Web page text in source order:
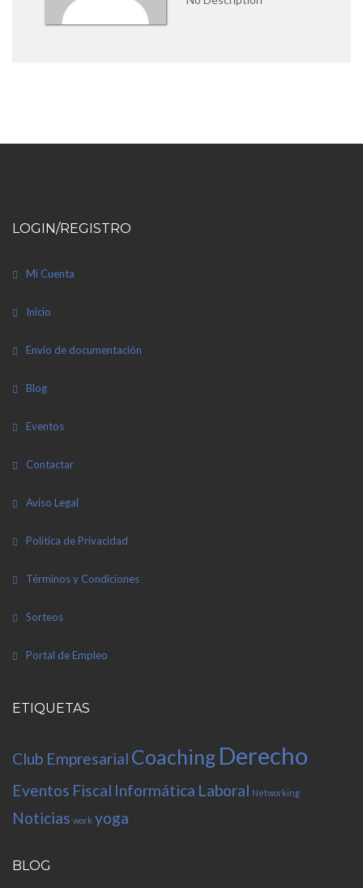
LOGIN/REGISTRO
Mi Cuenta
Inicio
Envío de documentación
Blog
Eventos
Contactar
Aviso Legal
Política de Privacidad
Términos y Condiciones
Sorteos
Portal de Empleo
ETIQUETAS
Club Empresarial Coaching Derecho
Eventos Fiscal Informática Laboral Networking
Noticias work yoga
BLOG